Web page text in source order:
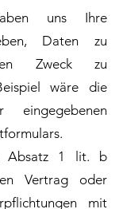
uns Ihre
Daten zu
Zweck zu
wäre die
eingegebenen
Absatz 1 lit. b
Vertrag oder
mit